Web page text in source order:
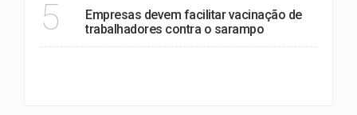
5
Empresas devem facilitar vacinação de
trabalhadores contra o sarampo